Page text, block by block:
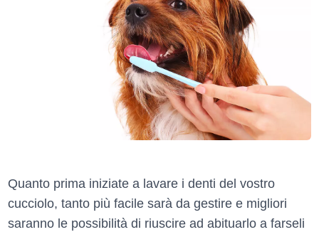
Quanto prima iniziate a lavare i denti del vostro
cucciolo, tanto più facile sarà da gestire e migliori
saranno le possibilità di riuscire ad abituarlo a farseli